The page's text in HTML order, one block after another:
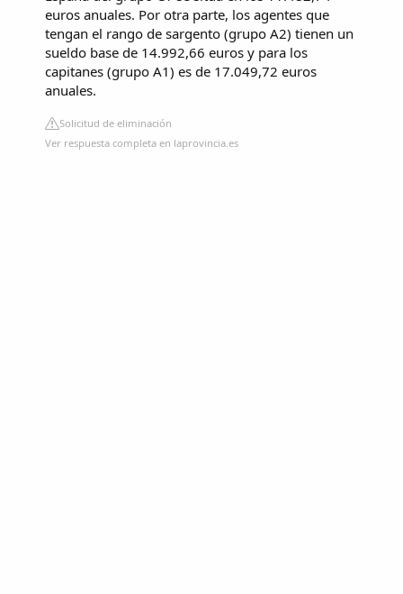
euros anuales. Por otra parte, los agentes que
tengan el rango de sargento (grupo A2) tienen un
sueldo base de 14.992,66 euros y para los
capitanes (grupo A1) es de 17.049,72 euros
anuales.
Solicitud de eliminación
Ver respuesta completa en laprovincia.es